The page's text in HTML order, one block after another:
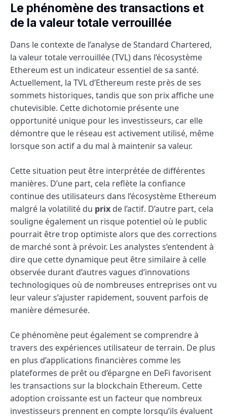
Le phénomène des transactions et
de la valeur totale verrouillée
Dans le contexte de l’analyse de Standard Chartered,
la valeur totale verrouillée (TVL) dans l’écosystème
Ethereum est un indicateur essentiel de sa santé.
Actuellement, la TVL d’Ethereum reste près de ses
sommets historiques, tandis que son prix affiche une
chutevisible. Cette dichotomie présente une
opportunité unique pour les investisseurs, car elle
démontre que le réseau est activement utilisé, même
lorsque son actif a du mal à maintenir sa valeur.
Cette situation peut être interprétée de différentes
manières. D’une part, cela reflète la confiance
continue des utilisateurs dans l’écosystème Ethereum
malgré la volatilité du prix de l’actif. D’autre part, cela
souligne également un risque potentiel où le public
pourrait être trop optimiste alors que des corrections
de marché sont à prévoir. Les analystes s’entendent à
dire que cette dynamique peut être similaire à celle
observée durant d’autres vagues d’innovations
technologiques où de nombreuses entreprises ont vu
leur valeur s’ajuster rapidement, souvent parfois de
manière démesurée.
Ce phénomène peut également se comprendre à
travers des expériences utilisateur de terrain. De plus
en plus d’applications financières comme les
plateformes de prêt ou d’épargne en DeFi favorisent
les transactions sur la blockchain Ethereum. Cette
adoption croissante est un facteur que nombreux
investisseurs prennent en compte lorsqu’ils évaluent